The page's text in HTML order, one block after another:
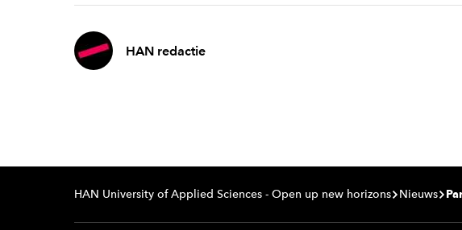
HAN redactie
HAN University of Applied Sciences - Open up new horizons Nieuws